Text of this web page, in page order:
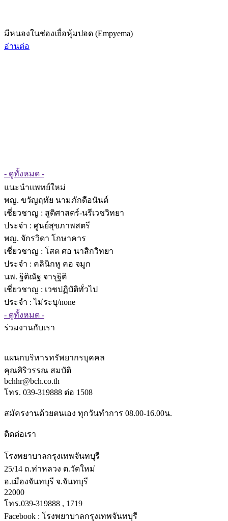
มีหนองในช่องเยื่อหุ้มปอด (Empyema)
อ่านต่อ
- ดูทั้งหมด -
แนะนำแพทย์ใหม่
พญ. ขวัญฤทัย นามภักดีอนันต์
เชี่ยวชาญ : สูติศาสตร์-นรีเวชวิทยา
ประจำ : ศูนย์สุขภาพสตรี
พญ. จักรวิดา โกษาคาร
เชี่ยวชาญ : โสต ศอ นาสิกวิทยา
ประจำ : คลินิกหู คอ จมูก
นพ. ฐิติณัฐ จารุฐิติ
เชี่ยวชาญ : เวชปฏิบัติทั่วไป
ประจำ : ไม่ระบุ/none
- ดูทั้งหมด -
ร่วมงานกับเรา
แผนกบริหารทรัพยากรบุคคล
คุณศิริวรรณ สมบัติ
bchhr@bch.co.th
โทร. 039-319888 ต่อ 1508
สมัครงานด้วยตนเอง ทุกวันทำการ 08.00-16.00น.
ติดต่อเรา
โรงพยาบาลกรุงเทพจันทบุรี
25/14 ถ.ท่าหลวง ต.วัดใหม่
อ.เมืองจันทบุรี จ.จันทบุรี
22000
โทร.039-319888 , 1719
Facebook : โรงพยาบาลกรุงเทพจันทบุรี